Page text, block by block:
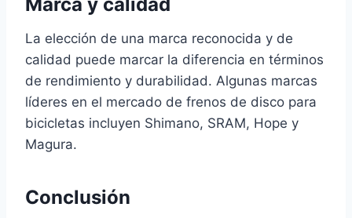
La elección de una marca reconocida y de
calidad puede marcar la diferencia en términos
de rendimiento y durabilidad. Algunas marcas
líderes en el mercado de frenos de disco para
bicicletas incluyen Shimano, SRAM, Hope y
Magura.
Conclusión